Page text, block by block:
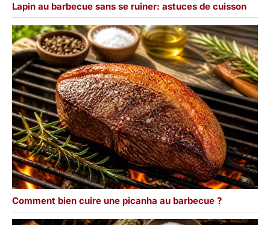
Lapin au barbecue sans se ruiner: astuces de cuisson
Comment bien cuire une picanha au barbecue ?